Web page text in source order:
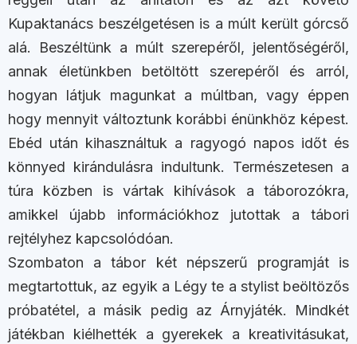
Kupaktanács beszélgetésen is a múlt került górcső
alá. Beszéltünk a múlt szerepéről, jelentőségéről,
annak életünkben betöltött szerepéről és arról,
hogyan látjuk magunkat a múltban, vagy éppen
hogy mennyit változtunk korábbi énünkhöz képest.
Ebéd után kihasználtuk a ragyogó napos időt és
könnyed kirándulásra indultunk. Természetesen a
túra közben is vártak kihívások a táborozókra,
amikkel újabb információkhoz jutottak a tábori
rejtélyhez kapcsolódóan.
Szombaton a tábor két népszerű programját is
megtartottuk, az egyik a Légy te a stylist beöltözős
próbatétel, a másik pedig az Árnyjáték. Mindkét
játékban kiélhették a gyerekek a kreativitásukat,